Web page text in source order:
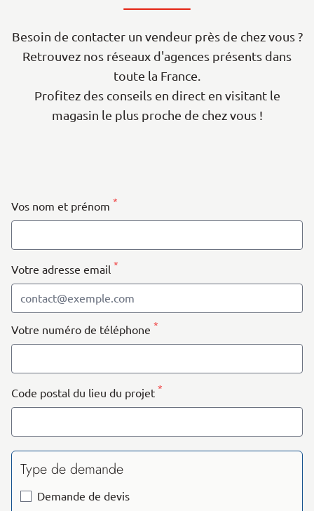
Besoin de contacter un vendeur près de chez vous ?
Retrouvez nos réseaux d'agences présents dans
toute la France.
Profitez des conseils en direct en visitant le
magasin le plus proche de chez vous !
Vos nom et prénom *
Votre adresse email *
Votre numéro de téléphone *
Code postal du lieu du projet *
Type de demande
Demande de devis